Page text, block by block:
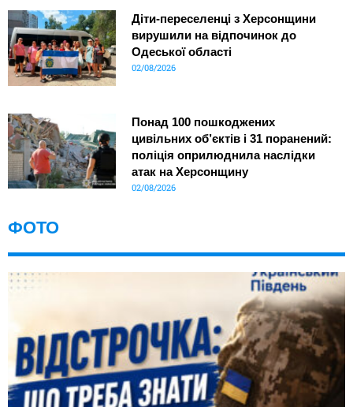
Діти-переселенці з Херсонщини
вирушили на відпочинок до
Одеської області
02/08/2026
Понад 100 пошкоджених
цивільних об’єктів і 31 поранений:
поліція оприлюднила наслідки
атак на Херсонщину
02/08/2026
ФОТО